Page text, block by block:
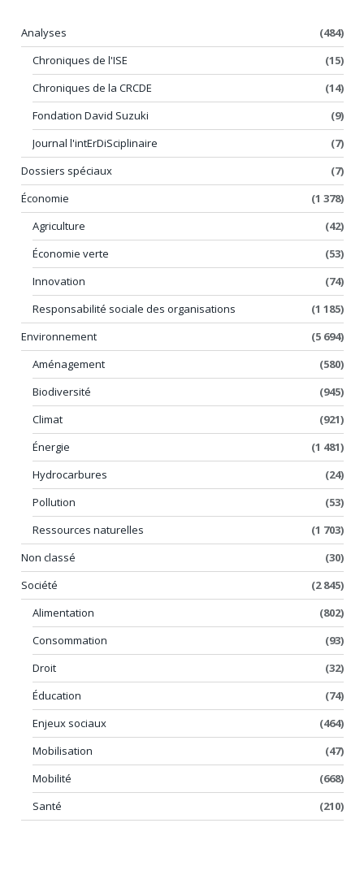
Analyses
(484)
Chroniques de l'ISE
(15)
Chroniques de la CRCDE
(14)
Fondation David Suzuki
(9)
Journal l'intErDiSciplinaire
(7)
Dossiers spéciaux
(7)
Économie
(1 378)
Agriculture
(42)
Économie verte
(53)
Innovation
(74)
Responsabilité sociale des organisations
(1 185)
Environnement
(5 694)
Aménagement
(580)
Biodiversité
(945)
Climat
(921)
Énergie
(1 481)
Hydrocarbures
(24)
Pollution
(53)
Ressources naturelles
(1 703)
Non classé
(30)
Société
(2 845)
Alimentation
(802)
Consommation
(93)
Droit
(32)
Éducation
(74)
Enjeux sociaux
(464)
Mobilisation
(47)
Mobilité
(668)
Santé
(210)